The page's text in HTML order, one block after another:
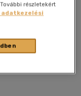
Megosztom
|313 oldal
részletekért
adatkezelési